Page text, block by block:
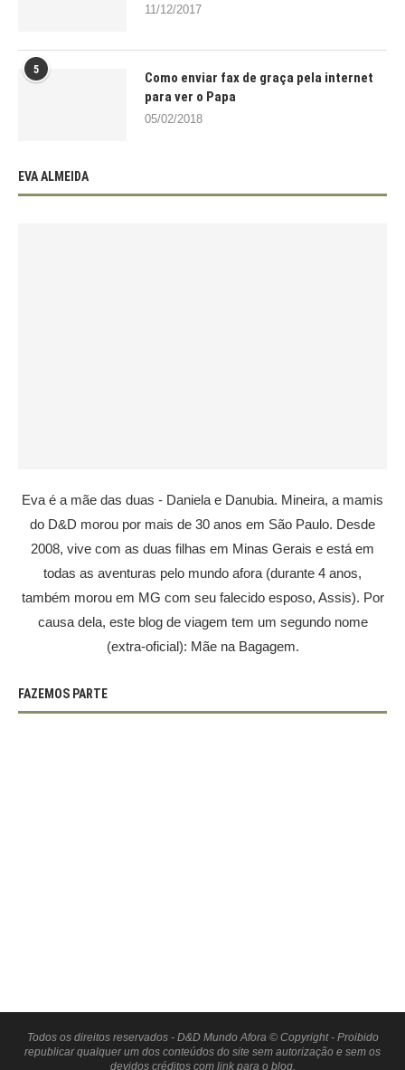
11/12/2017
5
Como enviar fax de graça pela internet
para ver o Papa
05/02/2018
EVA ALMEIDA
Eva é a mãe das duas - Daniela e Danubia. Mineira, a mamis
do D&D morou por mais de 30 anos em São Paulo. Desde
2008, vive com as duas filhas em Minas Gerais e está em
todas as aventuras pelo mundo afora (durante 4 anos,
também morou em MG com seu falecido esposo, Assis). Por
causa dela, este blog de viagem tem um segundo nome
(extra-oficial): Mãe na Bagagem.
FAZEMOS PARTE
Todos os direitos reservados - D&D Mundo Afora © Copyright - Proibido
republicar qualquer um dos conteúdos do site sem autorização e sem os
devidos créditos com link para o blog.